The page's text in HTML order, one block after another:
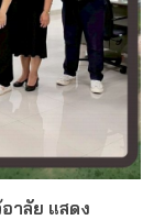
าลัย แสดง